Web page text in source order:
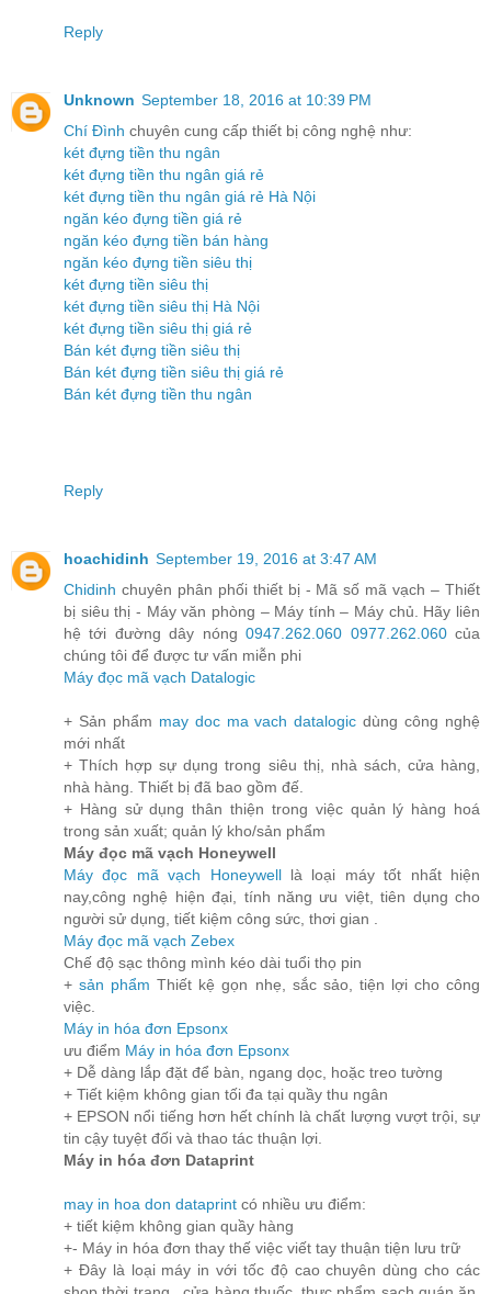
Reply
Unknown September 18, 2016 at 10:39 PM
Chí Đình chuyên cung cấp thiết bị công nghệ như:
két đựng tiền thu ngân
két đựng tiền thu ngân giá rẻ
két đựng tiền thu ngân giá rẻ Hà Nội
ngăn kéo đựng tiền giá rẻ
ngăn kéo đựng tiền bán hàng
ngăn kéo đựng tiền siêu thị
két đựng tiền siêu thị
két đựng tiền siêu thị Hà Nội
két đựng tiền siêu thị giá rẻ
Bán két đựng tiền siêu thị
Bán két đựng tiền siêu thị giá rẻ
Bán két đựng tiền thu ngân
Reply
hoachidinh September 19, 2016 at 3:47 AM
Chidinh chuyên phân phối thiết bị - Mã số mã vạch – Thiết
bị siêu thị - Máy văn phòng – Máy tính – Máy chủ. Hãy liên
hệ tới đường dây nóng0947.262.060 0977.262.060của
chúng tôi để được tư vấn miễn phi
Máy đọc mã vạch Datalogic
+ Sản phẩm may doc ma vach datalogic dùng công nghệ
mới nhất
+ Thích hợp sự dụng trong siêu thị, nhà sách, cửa hàng,
nhà hàng. Thiết bị đã bao gồm đế.
+ Hàng sử dụng thân thiện trong việc quản lý hàng hoá
trong sản xuất; quản lý kho/sản phẩm
Máy đọc mã vạch Honeywell
Máy đọc mã vạch Honeywelllà loại máy tốt nhất hiện
nay,công nghệ hiện đại, tính năng ưu việt, tiên dụng cho
người sử dụng, tiết kiệm công sức, thơi gian .
Máy đọc mã vạch Zebex
Chế độ sạc thông mình kéo dài tuổi thọ pin
+sản phẩmThiết kệ gọn nhẹ, sắc sảo, tiện lợi cho công
việc.
Máy in hóa đơn Epsonx
ưu điểm Máy in hóa đơn Epsonx
+ Dễ dàng lắp đặt để bàn, ngang dọc, hoặc treo tường
+ Tiết kiệm không gian tối đa tại quầy thu ngân
+ EPSON nổi tiếng hơn hết chính là chất lượng vượt trội, sự
tin cậy tuyệt đối và thao tác thuận lợi.
Máy in hóa đơn Dataprint
may in hoa don dataprint có nhiều ưu điểm:
+ tiết kiệm không gian quầy hàng
+- Máy in hóa đơn thay thế việc viết tay thuận tiện lưu trữ
+ Đây là loại máy in với tốc độ cao chuyên dùng cho các